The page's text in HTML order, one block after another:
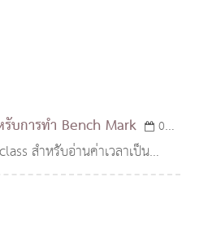
บการทำ Bench Mark
03
สำหรับอ่านค่าเวลาเป็น
รตรวจสอบหรือการทำ Bench